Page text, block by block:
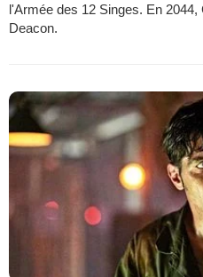
l'Armée des 12 Singes. En
Deacon.